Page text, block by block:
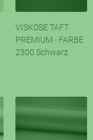
VISKOSE TAFT
PREMIUM - FARBE
2300 Schwarz